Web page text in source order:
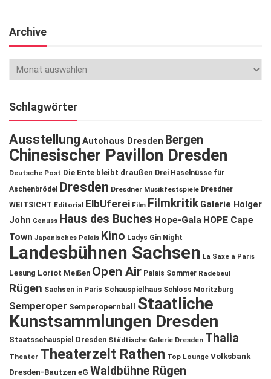
Archive
Schlagwörter
Ausstellung Autohaus Dresden Bergen
Chinesischer Pavillon Dresden
Deutsche Post Die Ente bleibt draußen Drei Haselnüsse für
Aschenbrödel
Dresden Dresdner Musikfestspiele Dresdner
WEITSICHT Editorial ElbUferei Film Filmkritik Galerie Holger
John Genuss Haus des Buches Hope-Gala HOPE Cape
Town Japanisches Palais Kino Ladys Gin Night
Landesbühnen Sachsen La Saxe à Paris
Lesung Loriot Meißen Open Air Palais Sommer Radebeul
Rügen Sachsen in Paris Schauspielhaus Schloss Moritzburg
Semperoper Semperopernball
Staatliche
Kunstsammlungen Dresden
Staatsschauspiel Dresden Städtische Galerie Dresden Thalia
Theater Theaterzelt Rathen Top Lounge Volksbank
Dresden-Bautzen eG Waldbühne Rügen